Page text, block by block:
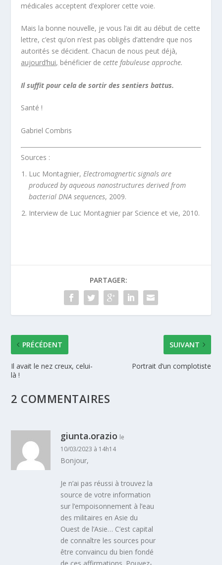
médicales acceptent d’explorer cette voie.
Mais la bonne nouvelle, je vous l’ai dit au début de cette
lettre, c’est qu’on n’est pas obligés d’attendre que nos
autorités se décident. Chacun de nous peut déjà,
aujourd’hui, bénéficier decette fabuleuse approche.
Il suffit pour cela de sortir des sentiers battus.
Santé !
Gabriel Combris
Sources :
Luc Montagnier, Electromagnertic signals are
produced by aqueous nanostructures derived from
bacterial DNA sequences, 2009.
Interview de Luc Montagnier par Science et vie, 2010.
PARTAGER:
PRÉCÉDENT
Il avait le nez creux, celui-
là !
SUIVANT
Portrait d’un complotiste
2 COMMENTAIRES
giunta.orazio le
10/03/2023 à 14h14
Bonjour,
Je n’ai pas réussi à trouvez la
source de votre information
sur l’empoisonnement à l’eau
des militaires en Asie du
Ouest de l’Asie… C’est capital
de connaître les sources pour
être convaincu du bien fondé